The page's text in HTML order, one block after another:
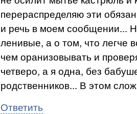
перераспределяю эти
и речь в моем сообщении...
ленивые, а о том, что легче
чем оранизовывать и
четверо, а я одна, без
родственников... В этом
Ответить